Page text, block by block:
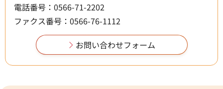
電話番号：0566-71-2202
ファクス番号：0566-76-1112